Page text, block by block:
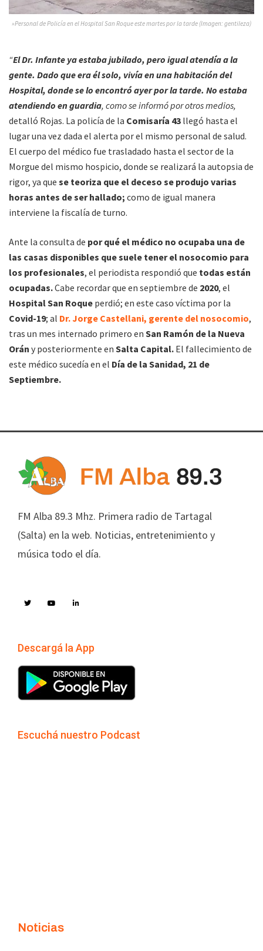
»Personal de Policía en el Hospital San Roque este martes por la tarde (Imagen: gentileza)
“El Dr. Infante ya estaba jubilado, pero igual atendía a la
gente. Dado que era él solo, vivía en una habitación del
Hospital, donde se lo encontró ayer por la tarde. No estaba
atendiendo en guardia, como se informó por otros medios,
detalló Rojas. La policía de la Comisaría 43 llegó hasta el
lugar una vez dada el alerta por el mismo personal de salud.
El cuerpo del médico fue trasladado hasta el sector de la
Morgue del mismo hospicio, donde se realizará la autopsia de
rigor, ya que se teoriza que el deceso se produjo varias
horas antes de ser hallado; como de igual manera
interviene la fiscalía de turno.
Ante la consulta de por qué el médico no ocupaba una de
las casas disponibles que suele tener el nosocomio para
los profesionales, el periodista respondió que todas están
ocupadas.Cabe recordar que en septiembre de 2020, el
Hospital San Roque perdió; en este caso víctima por la
Covid-19; al Dr. Jorge Castellani, gerente del nosocomio,
tras un mes internado primero en San Ramón de la Nueva
Orán y posteriormente en Salta Capital. El fallecimiento de
este médico sucedía en el Día de la Sanidad, 21 de
Septiembre.
FM Alba 89.3 Mhz. Primera radio de Tartagal
(Salta) en la web. Noticias, entretenimiento y
música todo el día.
Descargá la App
Escuchá nuestro Podcast
Noticias